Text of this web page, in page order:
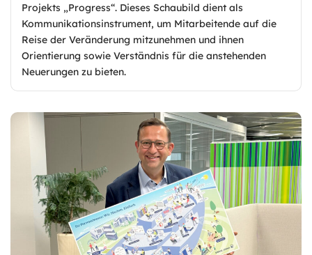
Projekts „Progress“. Dieses Schaubild dient als
Kommunikationsinstrument, um Mitarbeitende auf die
Reise der Veränderung mitzunehmen und ihnen
Orientierung sowie Verständnis für die anstehenden
Neuerungen zu bieten.